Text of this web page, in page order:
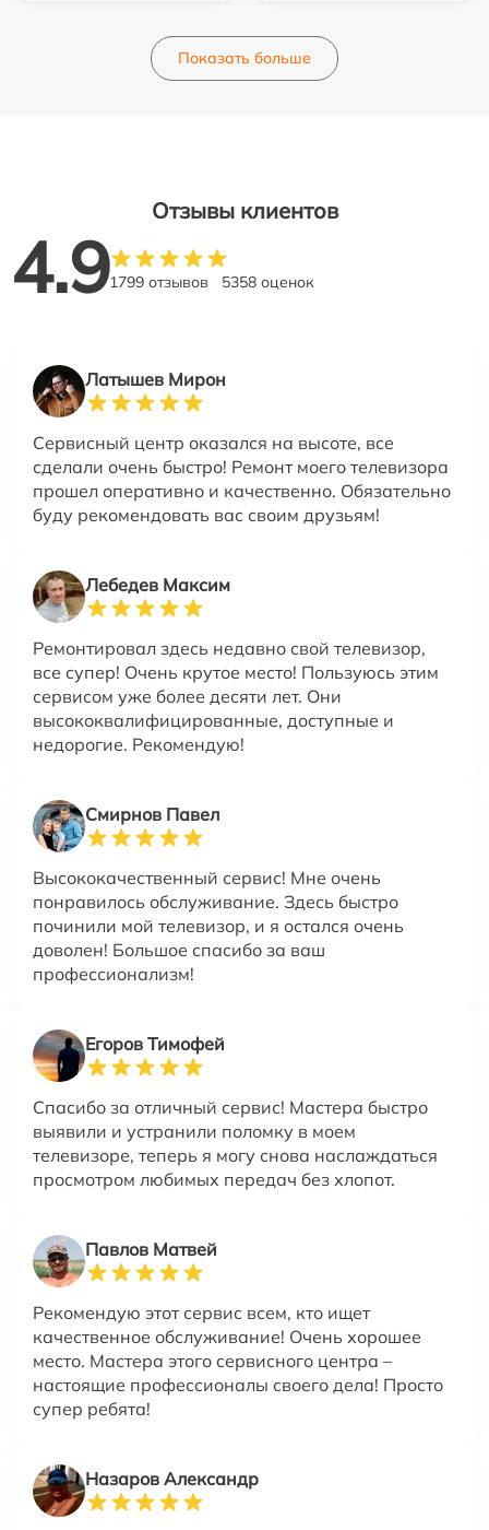
Показать больше
Отзывы клиентов
4.91799 отзывов 5358 оценок
Латышев Мирон
Сервисный центр оказался на высоте, все
сделали очень быстро! Ремонт моего телевизора
прошел оперативно и качественно. Обязательно
буду рекомендовать вас своим друзьям!
Лебедев Максим
Ремонтировал здесь недавно свой телевизор,
все супер! Очень крутое место! Пользуюсь этим
сервисом уже более десяти лет. Они
высококвалифицированные, доступные и
недорогие. Рекомендую!
Смирнов Павел
Высококачественный сервис! Мне очень
понравилось обслуживание. Здесь быстро
починили мой телевизор, и я остался очень
доволен! Большое спасибо за ваш
профессионализм!
Егоров Тимофей
Спасибо за отличный сервис! Мастера быстро
выявили и устранили поломку в моем
телевизоре, теперь я могу снова наслаждаться
просмотром любимых передач без хлопот.
Павлов Матвей
Рекомендую этот сервис всем, кто ищет
качественное обслуживание! Очень хорошее
место. Мастера этого сервисного центра –
настоящие профессионалы своего дела! Просто
супер ребята!
Назаров Александр